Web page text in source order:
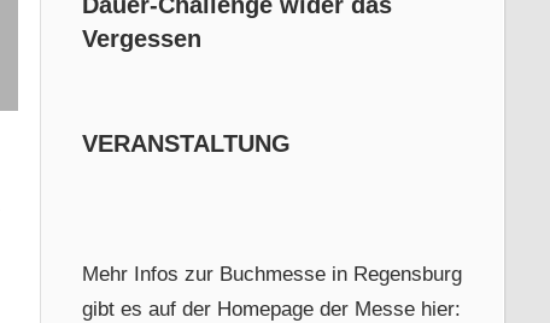
Vergessen
VERANSTALTUNG
Mehr Infos zur Buchmesse in Regensburg
gibt es auf der Homepage der Messe hier: